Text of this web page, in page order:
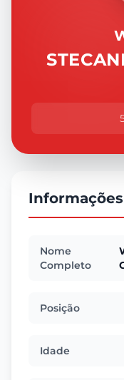
Nome
Completo
Posição
Idade